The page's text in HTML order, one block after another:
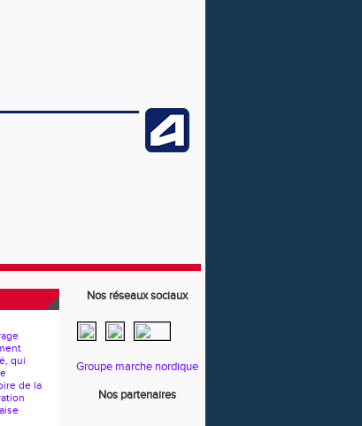
qui
de la
Nos réseaux sociaux
Groupe marche nordique
Nos partenaires